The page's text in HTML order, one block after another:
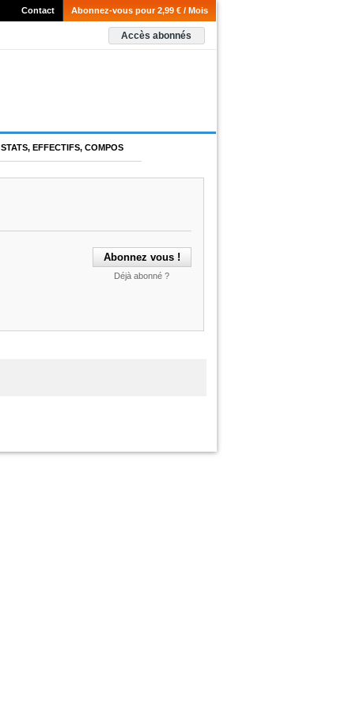
Abonnez-vous pour 2,99 € / Mois
Contact
Accès abonnés
STATS, EFFECTIFS, COMPOS
Déjà abonné ?